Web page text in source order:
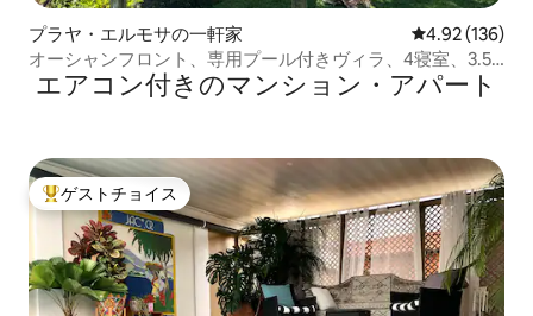
プラヤ・エルモサの一軒家 レビュー136
4.92 (136)
オーシャンフロント、専用プール付きヴィラ、4寝室、3.5
バスルーム
エアコン付きのマンション・アパート
大好評のゲストチョイスです。
ゲストチョイス